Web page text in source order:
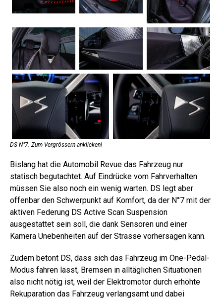
DS N°7. Zum Vergrössern anklicken!
Bislang hat die Automobil Revue das Fahrzeug nur
statisch begutachtet. Auf Eindrücke vom Fahrverhalten
müssen Sie also noch ein wenig warten. DS legt aber
offenbar den Schwerpunkt auf Komfort, da der N°7 mit der
aktiven Federung DS Active Scan Suspension
ausgestattet sein soll, die dank Sensoren und einer
Kamera Unebenheiten auf der Strasse vorhersagen kann.
Zudem betont DS, dass sich das Fahrzeug im One-Pedal-
Modus fahren lässt, Bremsen in alltäglichen Situationen
also nicht nötig ist, weil der Elektromotor durch erhöhte
Rekuparation das Fahrzeug verlangsamt und dabei